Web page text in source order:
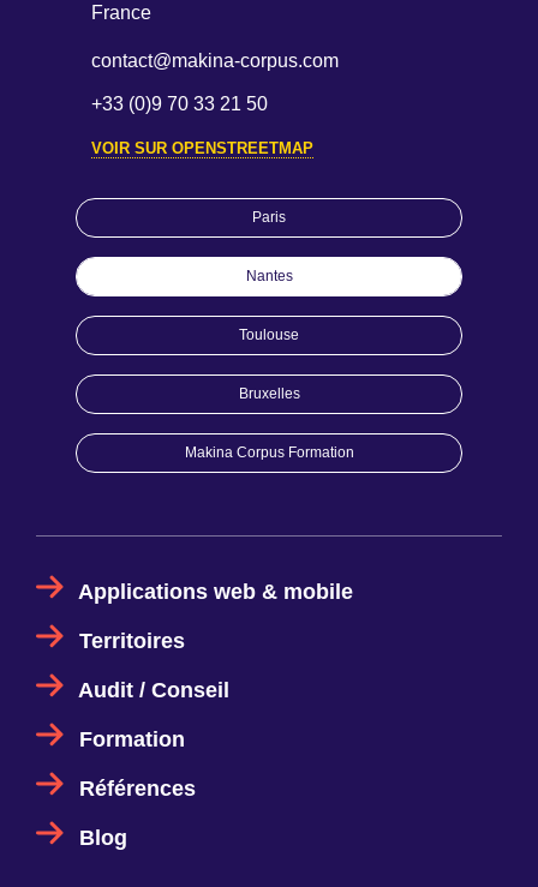
Applications web & mobile
Territoires
Audit / Conseil
Formation
Références
Blog
Paris
Nantes
Toulouse
Bruxelles
Makina Corpus Formation
France
contact@makina-corpus.com
+33 (0)9 70 33 21 50
VOIR SUR OPENSTREETMAP